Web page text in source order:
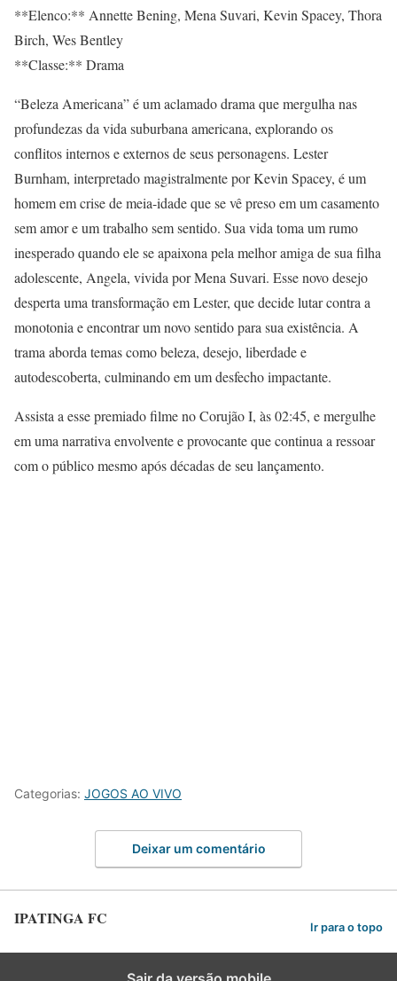
**Elenco:** Annette Bening, Mena Suvari, Kevin Spacey, Thora
Birch, Wes Bentley
**Classe:** Drama
“Beleza Americana” é um aclamado drama que mergulha nas
profundezas da vida suburbana americana, explorando os
conflitos internos e externos de seus personagens. Lester
Burnham, interpretado magistralmente por Kevin Spacey, é um
homem em crise de meia-idade que se vê preso em um casamento
sem amor e um trabalho sem sentido. Sua vida toma um rumo
inesperado quando ele se apaixona pela melhor amiga de sua filha
adolescente, Angela, vivida por Mena Suvari. Esse novo desejo
desperta uma transformação em Lester, que decide lutar contra a
monotonia e encontrar um novo sentido para sua existência. A
trama aborda temas como beleza, desejo, liberdade e
autodescoberta, culminando em um desfecho impactante.
Assista a esse premiado filme no Corujão I, às 02:45, e mergulhe
em uma narrativa envolvente e provocante que continua a ressoar
com o público mesmo após décadas de seu lançamento.
Categorias: JOGOS AO VIVO
Deixar um comentário
IPATINGA FC Ir para o topo